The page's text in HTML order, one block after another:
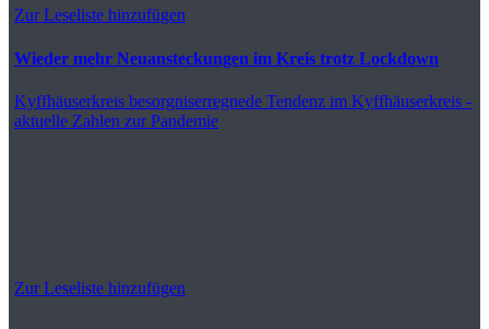
Zur Leseliste hinzufügen
Wieder mehr Neuansteckungen im Kreis trotz Lockdown
Kyffhäuserkreis besorgniserregnede Tendenz im Kyffhäuserkreis -
aktuelle Zahlen zur Pandemie
Zur Leseliste hinzufügen